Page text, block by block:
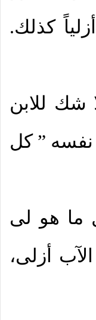
كذلك.
شك للابن
نفسه ” كل
16) وكل ما هو لى
أزلى،